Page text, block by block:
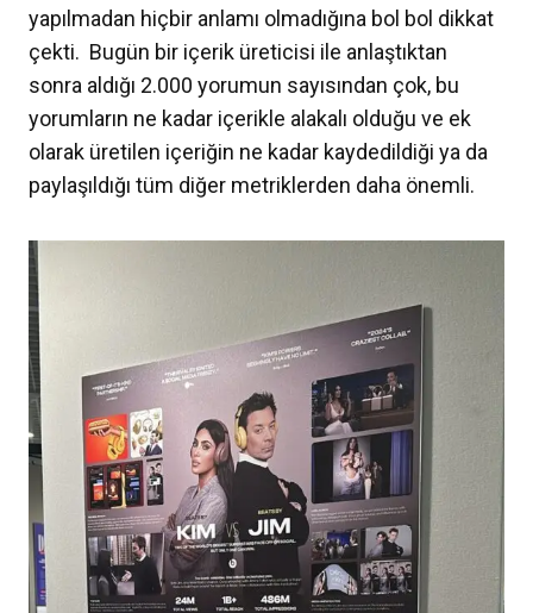
yapılmadan hiçbir anlamı olmadığına bol bol dikkat
çekti. Bugün bir içerik üreticisi ile anlaştıktan
sonra aldığı 2.000 yorumun sayısından çok, bu
yorumların ne kadar içerikle alakalı olduğu ve ek
olarak üretilen içeriğin ne kadar kaydedildiği ya da
paylaşıldığı tüm diğer metriklerden daha önemli.